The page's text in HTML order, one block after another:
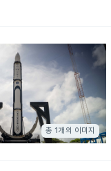
총 1개의 이미지